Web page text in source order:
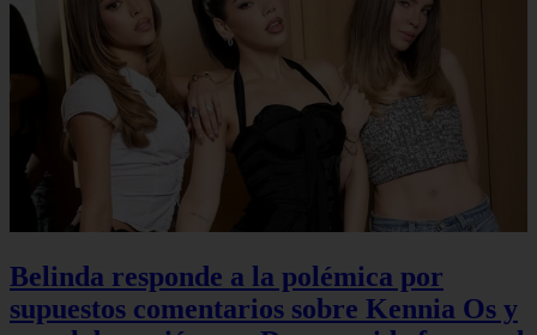
Belinda responde a la polémica por
supuestos comentarios sobre Kennia Os y